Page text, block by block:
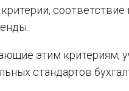
этим критериям,
стандартов